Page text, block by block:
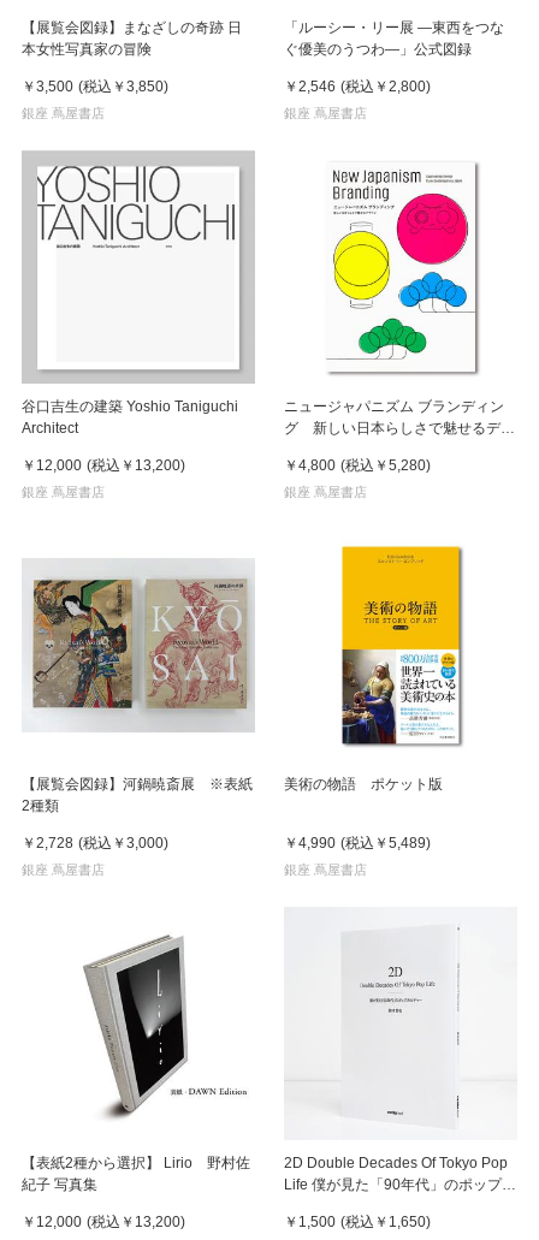
【展覧会図録】まなざしの奇跡 日
本女性写真家の冒険
￥3,500 (税込 ￥3,850)
銀座 蔦屋書店
「ルーシー・リー展 ―東西をつな
ぐ優美のうつわ―」公式図録
￥2,546 (税込 ￥2,800)
銀座 蔦屋書店
谷口吉生の建築 Yoshio Taniguchi
Architect
￥12,000 (税込 ￥13,200)
銀座 蔦屋書店
ニュージャパニズム ブランディン
グ 新しい日本らしさで魅せるデザ
￥4,800 (税込 ￥5,280)
銀座 蔦屋書店
【展覧会図録】河鍋暁斎展 ※表紙
2種類
￥2,728 (税込 ￥3,000)
銀座 蔦屋書店
美術の物語 ポケット版
￥4,990 (税込 ￥5,489)
銀座 蔦屋書店
【表紙2種から選択】 Lirio 野村佐
紀子 写真集
￥12,000 (税込 ￥13,200)
2D Double Decades Of Tokyo Pop
Life 僕が見た「90年代」のポップカ
￥1,500 (税込 ￥1,650)